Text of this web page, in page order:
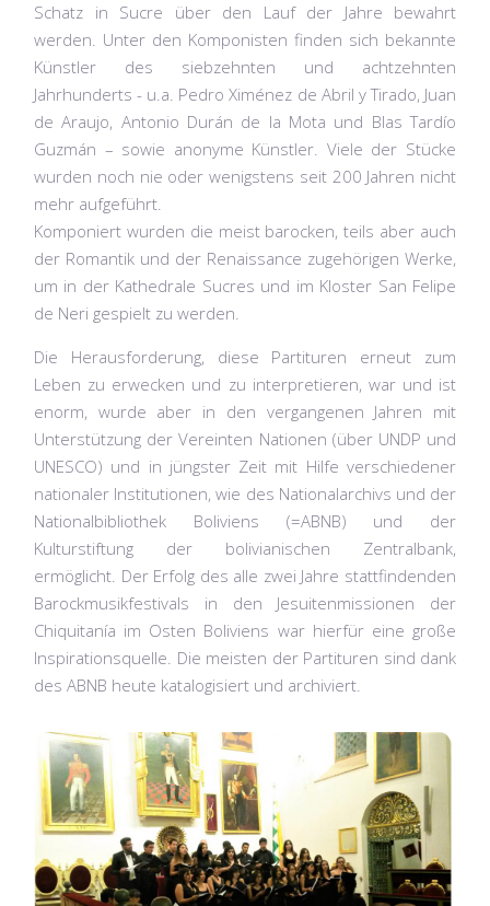
Schatz in Sucre über den Lauf der Jahre bewahrt
werden. Unter den Komponisten finden sich bekannte
Künstler des siebzehnten und achtzehnten
Jahrhunderts - u.a. Pedro Ximénez de Abril y Tirado, Juan
de Araujo, Antonio Durán de la Mota und Blas Tardío
Guzmán – sowie anonyme Künstler. Viele der Stücke
wurden noch nie oder wenigstens seit 200 Jahren nicht
mehr aufgeführt.
Komponiert wurden die meist barocken, teils aber auch
der Romantik und der Renaissance zugehörigen Werke,
um in der Kathedrale Sucres und im Kloster San Felipe
de Neri gespielt zu werden.
Die Herausforderung, diese Partituren erneut zum
Leben zu erwecken und zu interpretieren, war und ist
enorm, wurde aber in den vergangenen Jahren mit
Unterstützung der Vereinten Nationen (über UNDP und
UNESCO) und in jüngster Zeit mit Hilfe verschiedener
nationaler Institutionen, wie des Nationalarchivs und der
Nationalbibliothek Boliviens (=ABNB) und der
Kulturstiftung der bolivianischen Zentralbank,
ermöglicht. Der Erfolg des alle zwei Jahre stattfindenden
Barockmusikfestivals in den Jesuitenmissionen der
Chiquitanía im Osten Boliviens war hierfür eine große
Inspirationsquelle. Die meisten der Partituren sind dank
des ABNB heute katalogisiert und archiviert.